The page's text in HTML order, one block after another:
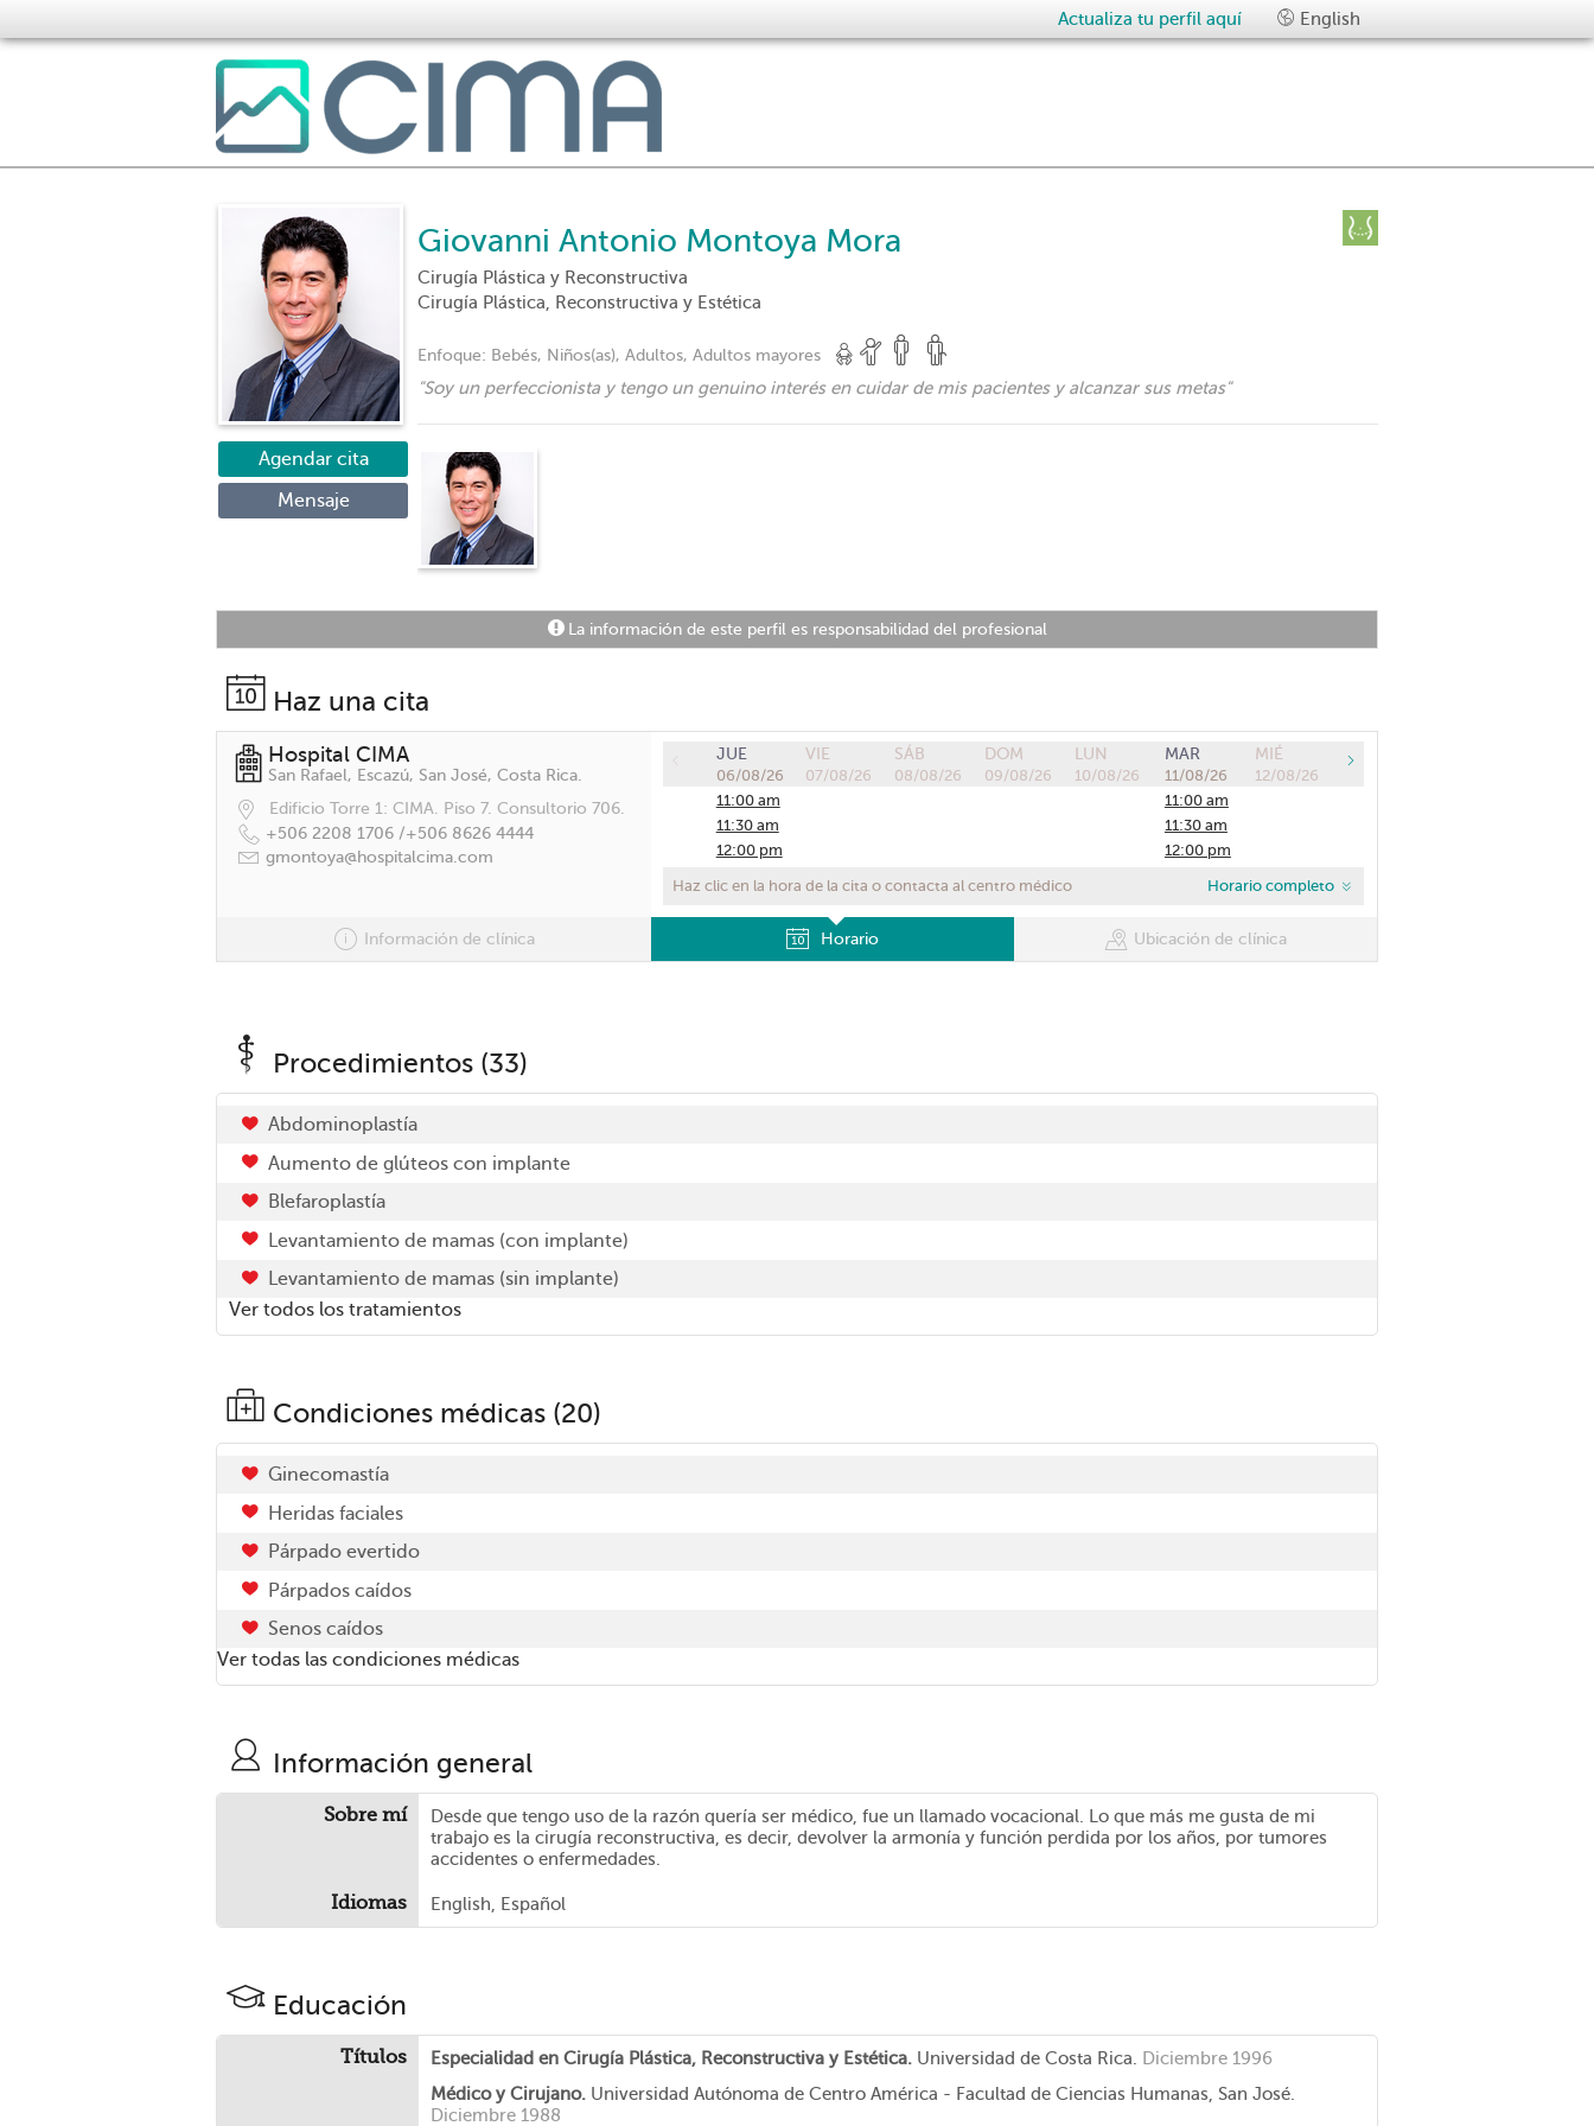
Actualiza tu perfil aquí English
Giovanni Antonio Montoya Mora
Cirugía Plástica y Reconstructiva
Cirugía Plástica, Reconstructiva y Estética
Enfoque: Bebés, Niños(as), Adultos, Adultos mayores
"Soy un perfeccionista y tengo un genuino interés en cuidar de mis pacientes y alcanzar sus metas"
Agendar cita
Mensaje
La información de este perfil es responsabilidad del profesional
Haz una cita
Hospital CIMA
San Rafael, Escazú, San José, Costa Rica.
Edificio Torre 1: CIMA. Piso 7. Consultorio 706.
+506 2208 1706 /+506 8626 4444
gmontoya@hospitalcima.com
JUE
06/08/26
11:00 am
11:30 am
12:00 pm
VIE
07/08/26
SÁB
08/08/26
DOM
09/08/26
LUN
10/08/26
MAR
11/08/26
11:00 am
11:30 am
12:00 pm
MIÉ
12/08/26
Horario completo
Haz clic en la hora de la cita o contacta al centro médico
Información de clínica Horario Ubicación de clínica
Procedimientos (33)
Abdominoplastía
Aumento de glúteos con implante
Blefaroplastía
Levantamiento de mamas (con implante)
Levantamiento de mamas (sin implante)
Ver todos los tratamientos
Condiciones médicas (20)
Ginecomastía
Heridas faciales
Párpado evertido
Párpados caídos
Senos caídos
Ver todas las condiciones médicas
Información general
Sobre mí
Desde que tengo uso de la razón quería ser médico, fue un llamado vocacional. Lo que más me gusta de mi
trabajo es la cirugía reconstructiva, es decir, devolver la armonía y función perdida por los años, por tumores
accidentes o enfermedades.
Idiomas English, Español
Educación
Títulos Especialidad en Cirugía Plástica, Reconstructiva y Estética. Universidad de Costa Rica.
Diciembre 1996
Médico y Cirujano. Universidad Autónoma de Centro América - Facultad de Ciencias Humanas, San José.
Diciembre 1988